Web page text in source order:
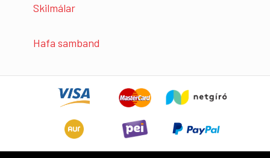
Skilmálar
Hafa samband